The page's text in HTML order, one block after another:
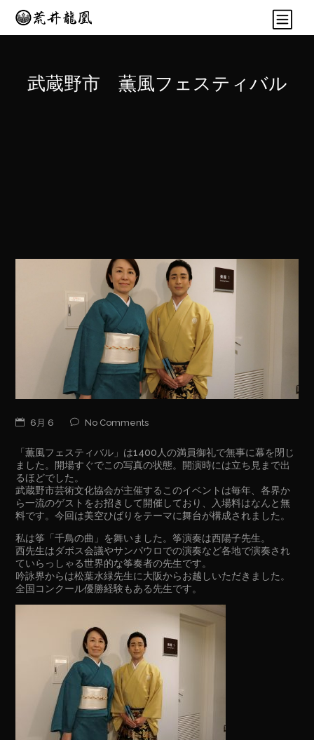
武蔵野市 薫風フェスティバル
6月 6 No Comments
「薫風フェスティバル」は1400人の満員御礼で無事に幕を閉じ
ました。開場すぐでこの写真の状態。開演時には立ち見まで出
るほどでした。
武蔵野市芸術文化協会が主催するこのイベントは毎年、各界か
ら一流のゲストをお招きして開催しており、入場料はなんと無
料です。今回は美空ひばりをテーマに舞台が構成されました。
私は筝「千鳥の曲」を舞いました。筝演奏は西陽子先生。
西先生はダボス会議やサンパウロでの演奏など各地で演奏され
ていらっしゃる世界的な筝奏者の先生です。
吟詠界からは松葉水緑先生に大阪からお越しいただきました。
全国コンクール優勝経験もある先生です。